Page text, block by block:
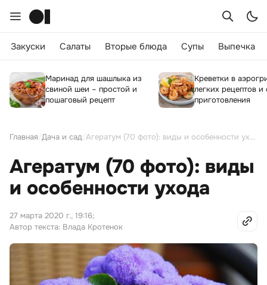
Закуски Салаты Вторые блюда Супы Выпечка
Маринад для шашлыка из
свиной шеи – простой и
пошаговый рецепт
Креветки в
легких рецептов и
приготовления
Главная Дача и сад Агератум (70 фото): виды и особенности ухода
Агератум (70 фото): виды
и особенности ухода
27 марта 2020 г., 19:16;
Автор текста: Влада Кротенок